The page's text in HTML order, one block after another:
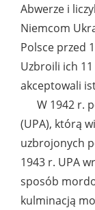
Abwerze i
Niemcom
Polsce przed
Uzbroili ich
akceptowali
W 1942 r.
(UPA), którą
uzbrojonych
1943 r. UPA
sposób
kulminacją